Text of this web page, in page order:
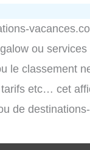
ou
le classement
etc… cet
de